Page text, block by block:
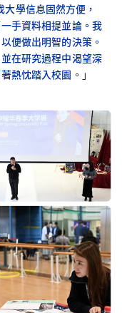
大學信息固然方便，
手資料相提並論。我
便做出明智的決策。
在研究過程中渴望深
熱忱踏入校園 。」